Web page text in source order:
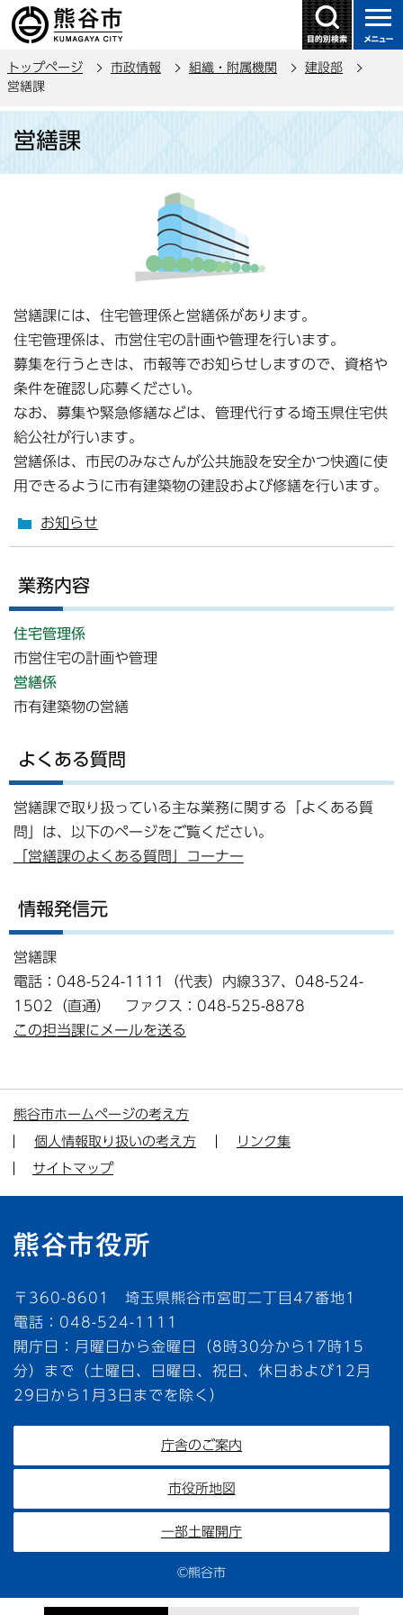
の
ー
トップページ 市政情報 組織・附属機関
建設部
営繕課
営繕課
営繕課には、住宅管理係と営繕係があります。
住宅管理係は、市営住宅の計画や管理を行います。
募集を行うときは、市報等でお知らせしますので、資格や
条件を確認し応募ください。
なお、募集や緊急修繕などは、管理代行する埼玉県住宅供
給公社が行います。
営繕係は、市民のみなさんが公共施設を安全かつ快適に使
用できるように市有建築物の建設および修繕を行います。
お知らせ
業務内容
住宅管理係
市営住宅の計画や管理
営繕係
市有建築物の営繕
よくある質問
営繕課で取り扱っている主な業務に関する「よくある質
問」は、以下のページをご覧ください。
「営繕課のよくある質問」コーナー
情報発信元
営繕課
電話：048-524-1111（代表）内線337、048-524-
1502（直通） ファクス：048-525-8878
この担当課にメールを送る
熊谷市ホームページの考え方
個人情報取り扱いの考え方
リンク集
サイトマップ
〒360-8601 埼玉県熊谷市宮町二丁目47番地1
電話：048-524-1111
開庁日：月曜日から金曜日（8時30分から17時15
分）まで（土曜日、日曜日、祝日、休日および12月
29日から1月3日までを除く）
庁舎のご案内
市役所地図
一部土曜開庁
©熊谷市